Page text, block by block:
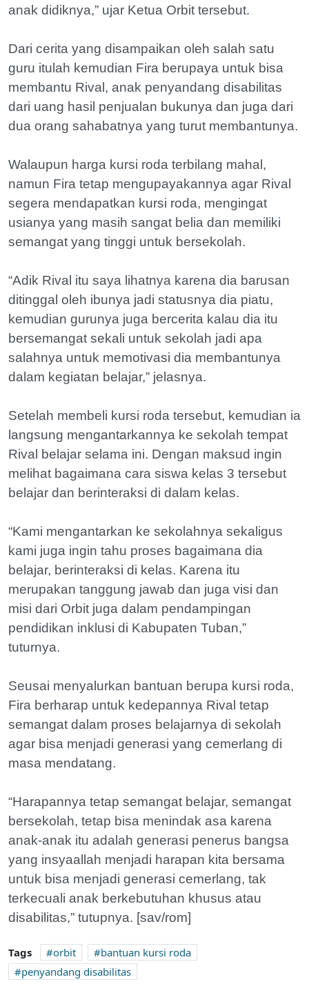
anak didiknya,” ujar Ketua Orbit tersebut.
Dari cerita yang disampaikan oleh salah satu
guru itulah kemudian Fira berupaya untuk bisa
membantu Rival, anak penyandang disabilitas
dari uang hasil penjualan bukunya dan juga dari
dua orang sahabatnya yang turut membantunya.
Walaupun harga kursi roda terbilang mahal,
namun Fira tetap mengupayakannya agar Rival
segera mendapatkan kursi roda, mengingat
usianya yang masih sangat belia dan memiliki
semangat yang tinggi untuk bersekolah.
“Adik Rival itu saya lihatnya karena dia barusan
ditinggal oleh ibunya jadi statusnya dia piatu,
kemudian gurunya juga bercerita kalau dia itu
bersemangat sekali untuk sekolah jadi apa
salahnya untuk memotivasi dia membantunya
dalam kegiatan belajar,” jelasnya.
Setelah membeli kursi roda tersebut, kemudian ia
langsung mengantarkannya ke sekolah tempat
Rival belajar selama ini. Dengan maksud ingin
melihat bagaimana cara siswa kelas 3 tersebut
belajar dan berinteraksi di dalam kelas.
“Kami mengantarkan ke sekolahnya sekaligus
kami juga ingin tahu proses bagaimana dia
belajar, berinteraksi di kelas. Karena itu
merupakan tanggung jawab dan juga visi dan
misi dari Orbit juga dalam pendampingan
pendidikan inklusi di Kabupaten Tuban,”
tuturnya.
Seusai menyalurkan bantuan berupa kursi roda,
Fira berharap untuk kedepannya Rival tetap
semangat dalam proses belajarnya di sekolah
agar bisa menjadi generasi yang cemerlang di
masa mendatang.
“Harapannya tetap semangat belajar, semangat
bersekolah, tetap bisa menindak asa karena
anak-anak itu adalah generasi penerus bangsa
yang insyaallah menjadi harapan kita bersama
untuk bisa menjadi generasi cemerlang, tak
terkecuali anak berkebutuhan khusus atau
disabilitas,” tutupnya. [sav/rom]
Tags orbit
bantuan kursi roda
penyandang disabilitas